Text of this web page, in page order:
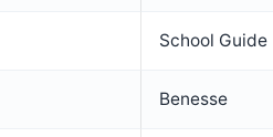
School Guide
Benesse